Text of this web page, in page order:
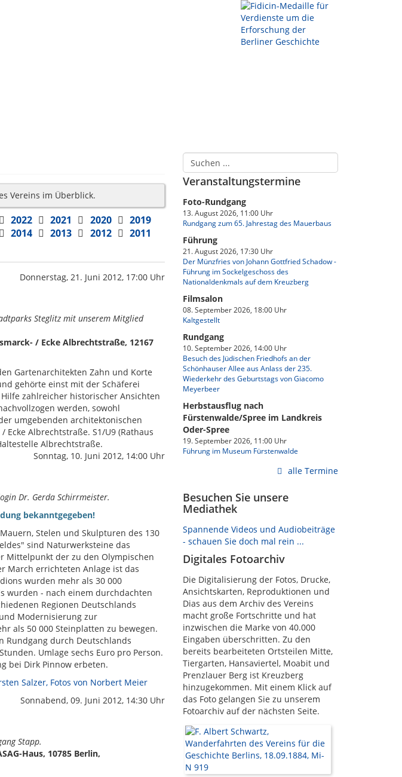
Vereins im Überblick.
2022 2021 2020
2019
2014 2013 2012
2011
Donnerstag, 21. Juni 2012, 17:00 Uhr
Steglitz mit unserem Mitglied
/ Ecke Albrechtstraße, 12167
Gartenarchitekten Zahn und Korte
gehörte einst mit der Schäferei
zahlreicher historischer Ansichten
werden, sowohl
umgebenden architektonischen
Ecke Albrechtstraße. S1/U9 (Rathaus
Albrechtstraße.
Sonntag, 10. Juni 2012, 14:00 Uhr
Dr. Gerda Schirrmeister.
bekanntgegeben!
Stelen und Skulpturen des 130
sind Naturwerksteine das
Mittelpunkt der zu den Olympischen
March errichteten Anlage ist das
wurden mehr als 30 000
wurden - nach einem durchdachten
Regionen Deutschlands
Modernisierung zur
als 50 000 Steinplatten zu bewegen.
Rundgang durch Deutschlands
Umlage sechs Euro pro Person.
bei Dirk Pinnow erbeten.
Salzer, Fotos von Norbert Meier
Sonnabend, 09. Juni 2012, 14:30 Uhr
Stapp.
Haus, 10785 Berlin,
Veranstaltungstermine
Foto-Rundgang
13. August 2026, 11:00 Uhr
Rundgang zum 65. Jahrestag des Mauerbaus
Führung
21. August 2026, 17:30 Uhr
Der Münzfries von Johann Gottfried Schadow -
Führung im Sockelgeschoss des
Nationaldenkmals auf dem Kreuzberg
Filmsalon
08. September 2026, 18:00 Uhr
Kaltgestellt
Rundgang
10. September 2026, 14:00 Uhr
Besuch des Jüdischen Friedhofs an der
Schönhauser Allee aus Anlass der 235.
Wiederkehr des Geburtstags von Giacomo
Meyerbeer
Herbstausflug nach
Fürstenwalde/Spree im Landkreis
Oder-Spree
19. September 2026, 11:00 Uhr
Führung im Museum Fürstenwalde
alle Termine
Besuchen Sie unsere
Mediathek
Spannende Videos und Audiobeiträge
- schauen Sie doch mal rein ...
Digitales Fotoarchiv
Die Digitalisierung der Fotos, Drucke,
Ansichtskarten, Reproduktionen und
Dias aus dem Archiv des Vereins
macht große Fortschritte und hat
inzwischen die Marke von 40.000
Eingaben überschritten. Zu den
bereits bearbeiteten Ortsteilen Mitte,
Tiergarten, Hansaviertel, Moabit und
Prenzlauer Berg ist Kreuzberg
hinzugekommen. Mit einem Klick auf
das Foto gelangen Sie zu unserem
Fotoarchiv auf der nächsten Seite.